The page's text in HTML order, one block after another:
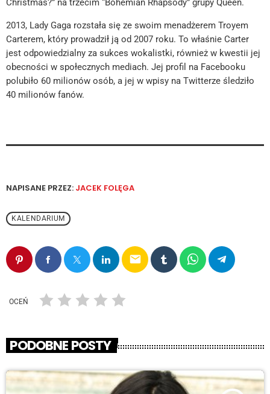
Christmas?” na trzecim “Bohemian Rhapsody” grupy Queen.
2013, Lady Gaga rozstała się ze swoim menadżerem Troyem
Carterem, który prowadził ją od 2007 roku. To właśnie Carter
jest odpowiedzialny za sukces wokalistki, również w kwestii jej
obecności w społecznych mediach. Jej profil na Facebooku
polubiło 60 milionów osób, a jej w wpisy na Twitterze śledziło
40 milionów fanów.
NAPISANE PRZEZ: JACEK FOLĘGA
KALENDARIUM
email
OCEŃ
PODOBNE POSTY